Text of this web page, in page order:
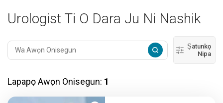
Urologist Ti O Dara Ju Ni Nashik
Ṣatunkọ
Nipa
Lapapọ Awọn Onisegun: 1